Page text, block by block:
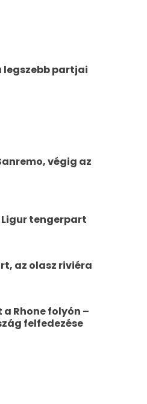
legszebb partjai
végig az
Ligur tengerpart
az olasz riviéra
Rhone folyón –
felfedezése